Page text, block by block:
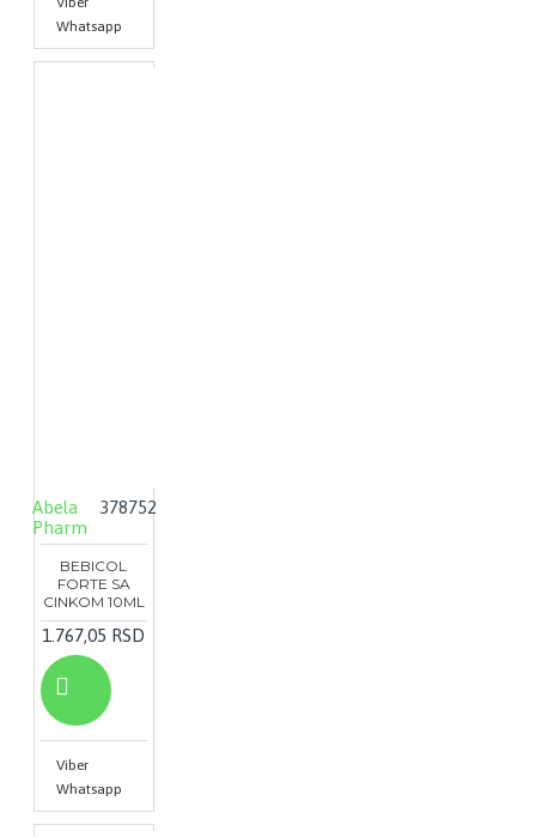
Whatsapp
Abela
Pharm
378752
BEBICOL
FORTE SA
CINKOM 10ML
1.767,05 RSD
Viber
Whatsapp